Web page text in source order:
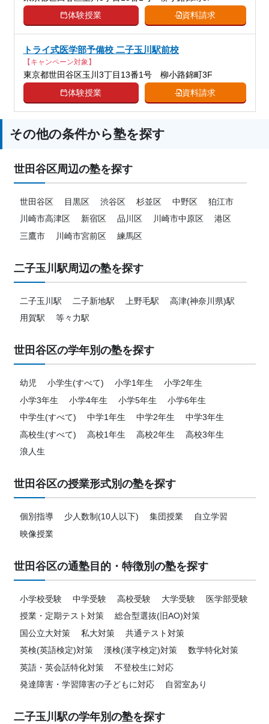
体験授業
資料請求
トライ式医学部予備校 二子玉川駅前校
【キャンペーン対象】
東京都世田谷区玉川3丁目13番1号 柳小路錦町3F
体験授業
資料請求
その他の条件から塾を探す
世田谷区周辺の塾を探す
世田谷区 目黒区 渋谷区 杉並区 中野区
狛江市
川崎市高津区
新宿区 品川区 川崎市中原区
港区
三鷹市
川崎市宮前区 練馬区
二子玉川駅周辺の塾を探す
二子玉川駅 二子新地駅 上野毛駅
高津(神奈川県)駅
用賀駅
等々力駅
世田谷区の学年別の塾を探す
幼児 小学生(すべて) 小学1年生
小学2年生
小学3年生
小学4年生 小学5年生
小学6年生
中学生(すべて)
中学1年生 中学2年生
中学3年生
高校生(すべて)
高校1年生 高校2年生
高校3年生
浪人生
世田谷区の授業形式別の塾を探す
個別指導 少人数制(10人以下) 集団授業
自立学習
映像授業
世田谷区の通塾目的・特徴別の塾を探す
小学校受験 中学受験 高校受験 大学受験
医学部受験
授業・定期テスト対策
総合型選抜(旧AO)対策
国公立大対策
私大対策
共通テスト対策
英検(英語検定)対策
漢検(漢字検定)対策
数学特化対策
英語・英会話特化対策
不登校生に対応
発達障害・学習障害の子どもに対応
自習室あり
二子玉川駅の学年別の塾を探す